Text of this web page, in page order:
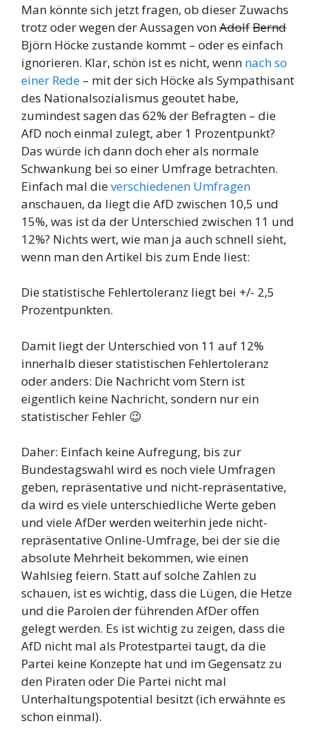
Man könnte sich jetzt fragen, ob dieser Zuwachs
trotz oder wegen der Aussagen vonAdolfBernd
Björn Höcke zustande kommt – oder es einfach
ignorieren. Klar, schön ist es nicht, wenn nach so
einer Rede – mit der sich Höcke als Sympathisant
des Nationalsozialismus geoutet habe,
zumindest sagen das 62% der Befragten – die
AfD noch einmal zulegt, aber 1 Prozentpunkt?
Das würde ich dann doch eher als normale
Schwankung bei so einer Umfrage betrachten.
Einfach mal dieverschiedenen Umfragen
anschauen, da liegt die AfD zwischen 10,5 und
15%, was ist da der Unterschied zwischen 11 und
12%? Nichts wert, wie man ja auch schnell sieht,
wenn man den Artikel bis zum Ende liest:
Die statistische Fehlertoleranz liegt bei +/- 2,5
Prozentpunkten.
Damit liegt der Unterschied von 11 auf 12%
innerhalb dieser statistischen Fehlertoleranz
oder anders: Die Nachricht vom Stern ist
eigentlich keine Nachricht, sondern nur ein
statistischer Fehler 😉
Daher: Einfach keine Aufregung, bis zur
Bundestagswahl wird es noch viele Umfragen
geben, repräsentative und nicht-repräsentative,
da wird es viele unterschiedliche Werte geben
und viele AfDer werden weiterhin jede nicht-
repräsentative Online-Umfrage, bei der sie die
absolute Mehrheit bekommen, wie einen
Wahlsieg feiern. Statt auf solche Zahlen zu
schauen, ist es wichtig, dass die Lügen, die Hetze
und die Parolen der führenden AfDer offen
gelegt werden. Es ist wichtig zu zeigen, dass die
AfD nicht mal als Protestpartei taugt, da die
Partei keine Konzepte hat und im Gegensatz zu
den Piraten oder Die Partei nicht mal
Unterhaltungspotential besitzt (ich erwähnte es
schon einmal).